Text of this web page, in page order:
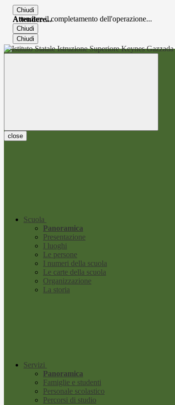
Chiudi
Attendere...
Attendere il completamento dell'operazione...
Chiudi
Chiudi
close
Scuola
Panoramica
Presentazione
I luoghi
Le persone
I numeri della scuola
Le carte della scuola
Organizzazione
La storia
Servizi
Panoramica
Famiglie e studenti
Personale scolastico
Percorsi di studio